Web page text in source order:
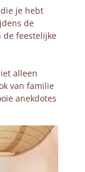
je hebt
de
de feestelijke
alleen
van familie
anekdotes